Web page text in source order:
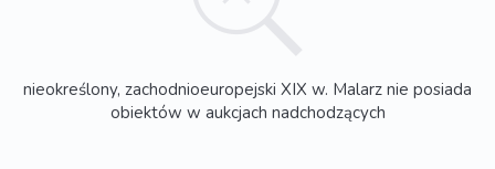
nieokreślony, zachodnioeuropejski XIX w. Malarz nie posiada
obiektów w aukcjach nadchodzących